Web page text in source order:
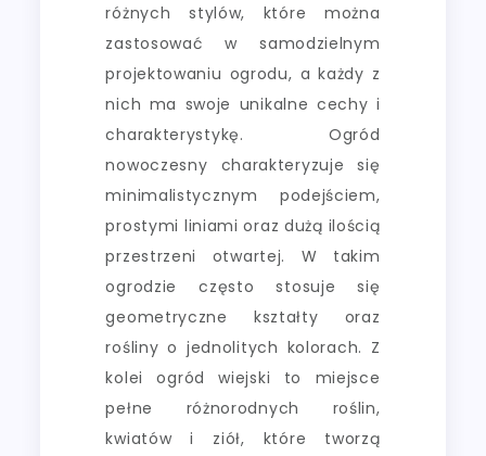
różnych stylów, które można
zastosować w samodzielnym
projektowaniu ogrodu, a każdy z
nich ma swoje unikalne cechy i
charakterystykę. Ogród
nowoczesny charakteryzuje się
minimalistycznym podejściem,
prostymi liniami oraz dużą ilością
przestrzeni otwartej. W takim
ogrodzie często stosuje się
geometryczne kształty oraz
rośliny o jednolitych kolorach. Z
kolei ogród wiejski to miejsce
pełne różnorodnych roślin,
kwiatów i ziół, które tworzą